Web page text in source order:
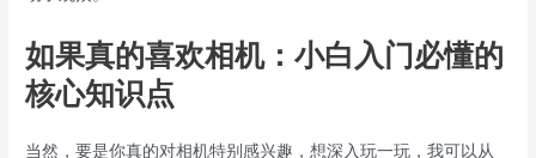
如果真的喜欢相机：小白入门必懂的
核心知识点
当然，要是你真的对相机特别感兴趣，想深入玩一玩，我可以从